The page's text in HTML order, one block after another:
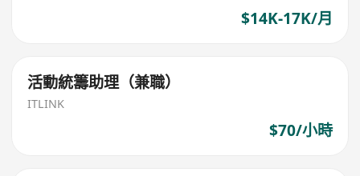
$14K-17K/月
活動統籌助理（兼職）
ITLINK
$70/小時